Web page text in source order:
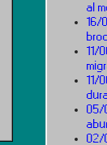
al
16/
11/
11/
05/
02/